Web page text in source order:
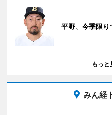
平野、今季限
もっと
みん経